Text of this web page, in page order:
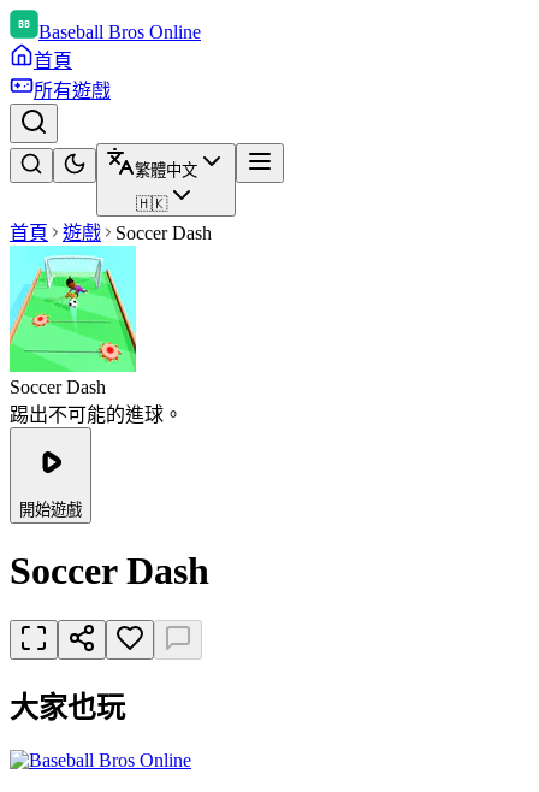
Baseball Bros Online
首頁
所有遊戲
繁體中文
🇭🇰
首頁 遊戲 Soccer Dash
Soccer Dash
踢出不可能的進球。
開始遊戲
Soccer Dash
大家也玩